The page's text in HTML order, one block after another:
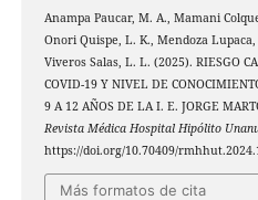
Anampa Paucar, M. A., Mamani
Onori Quispe, L. K., Mendoza
Viveros Salas, L. L. (2025). RIESGO
COVID-19 Y NIVEL DE
9 A 12 AÑOS DE LA I. E. JORGE
Revista Médica Hospital Hipólito
https://doi.org/10.70409/
Más formatos de cita